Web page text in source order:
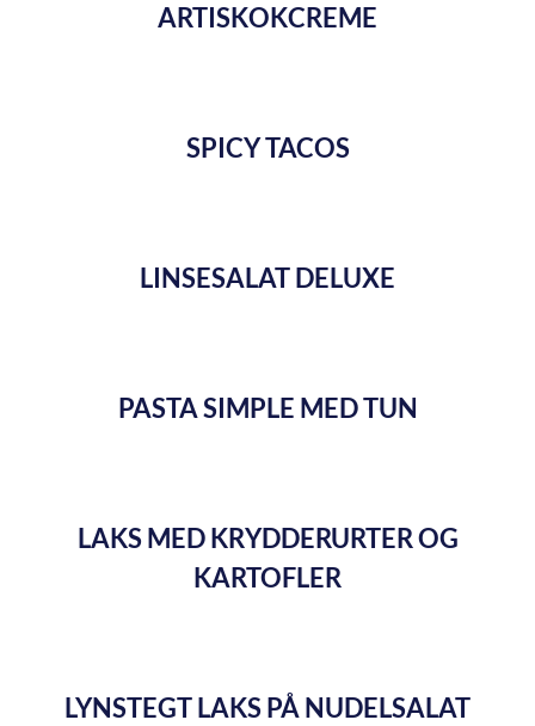
ARTISKOKCREME
SPICY TACOS
LINSESALAT DELUXE
PASTA SIMPLE MED TUN
LAKS MED KRYDDERURTER OG
KARTOFLER
LYNSTEGT LAKS PÅ NUDELSALAT